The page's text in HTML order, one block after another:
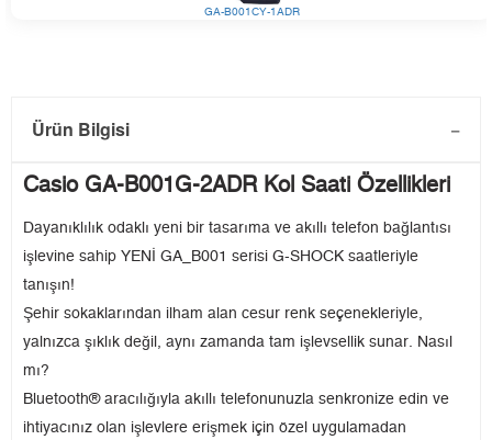
GA-B001CY-1ADR
Ürün Bilgisi
Casio GA-B001G-2ADR Kol Saati Özellikleri
Dayanıklılık odaklı yeni bir tasarıma ve akıllı telefon bağlantısı
işlevine sahip YENİ GA_B001 serisi G-SHOCK saatleriyle
tanışın!
Şehir sokaklarından ilham alan cesur renk seçenekleriyle,
yalnızca şıklık değil, aynı zamanda tam işlevsellik sunar. Nasıl
mı?
Bluetooth® aracılığıyla akıllı telefonunuzla senkronize edin ve
ihtiyacınız olan işlevlere erişmek için özel uygulamadan